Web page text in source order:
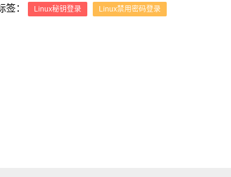
签：
Linux秘钥登录 Linux禁用密码登录